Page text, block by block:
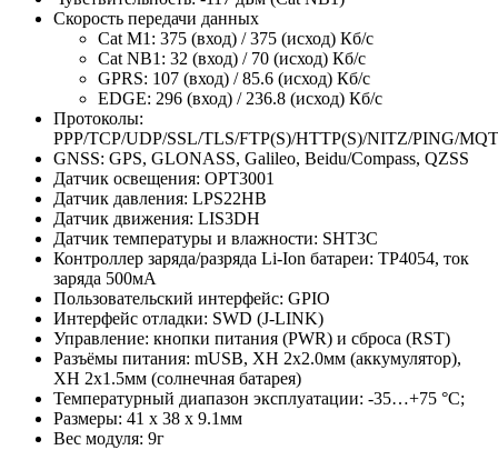
Скорость передачи данных
Cat M1: 375 (вход) / 375 (исход) Кб/с
Cat NB1: 32 (вход) / 70 (исход) Кб/с
GPRS: 107 (вход) / 85.6 (исход) Кб/с
EDGE: 296 (вход) / 236.8 (исход) Кб/с
Протоколы:
PPP/TCP/UDP/SSL/TLS/FTP(S)/HTTP(S)/NITZ/PING/
GNSS: GPS, GLONASS, Galileo, Beidu/Compass, QZSS
Датчик освещения: OPT3001
Датчик давления: LPS22HB
Датчик движения: LIS3DH
Датчик температуры и влажности: SHT3C
Контроллер заряда/разряда Li-Ion батареи: TP4054, ток
заряда 500мА
Пользовательский интерфейс: GPIO
Интерфейс отладки: SWD (J-LINK)
Управление: кнопки питания (PWR) и сброса (RST)
Разъёмы питания: mUSB, XH 2х2.0мм (аккумулятор),
XH 2х1.5мм (солнечная батарея)
Температурный диапазон эксплуатации: -35…+75 °C;
Размеры: 41 х 38 х 9.1мм
Вес модуля: 9г